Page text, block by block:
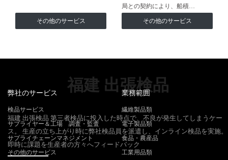
その他のサービス
局との契約により、船積…
その他のサービス
福建 出張検品
福建 出張検品 第三者検品に投入した時点で、不良が発生してしまうケー
ス。 生産の立ち上がり時に弊社検品員を派遣し、インライン検品を実施。
即時に課題を生産者の方々へフィードバック
弊社のサービス
検品サービス
サプライヤー＆工場 調査・監査
サプライチェーンマネジメント
その他のサービス
業務範囲
繊維製品類
電子製品類
食品・農産品
工業用品類